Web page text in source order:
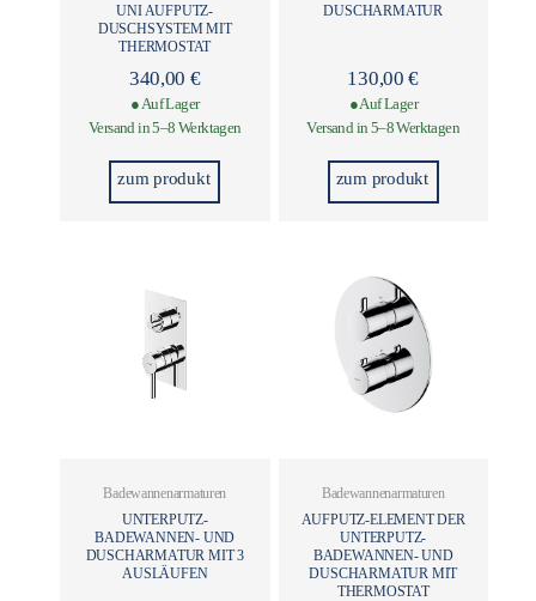
UNI AUFPUTZ-
DUSCHSYSTEM MIT
THERMOSTAT
340,00 €
● Auf Lager
Versand in 5–8 Werktagen
zum produkt
DUSCHARMATUR
130,00€
● Auf Lager
Versand in 5–8 Werktagen
zum produkt
Badewannenarmaturen
UNTERPUTZ-
BADEWANNEN- UND
DUSCHARMATUR MIT 3
AUSLÄUFEN
Badewannenarmaturen
AUFPUTZ-ELEMENT DER
UNTERPUTZ-
BADEWANNEN- UND
DUSCHARMATUR MIT
THERMOSTAT